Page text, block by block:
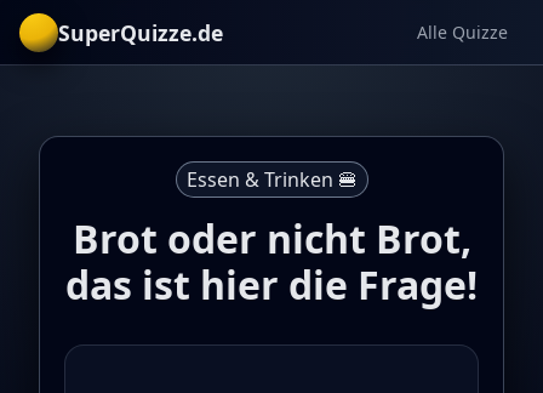
SuperQuizze.de Alle Quizze
Essen & Trinken 🍔
Brot oder nicht Brot,
das ist hier die Frage!